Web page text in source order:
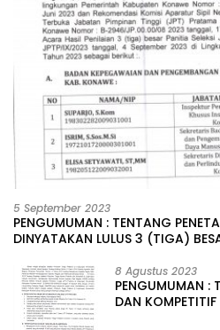
5 September 2023
PENGUMUMAN : TENTANG
DINYATAKAN LULUS 3 (TIGA)
LINGKUNGAN PEMERINTAH
8 Agustus 2023
PENGUMUMAN :
DAN